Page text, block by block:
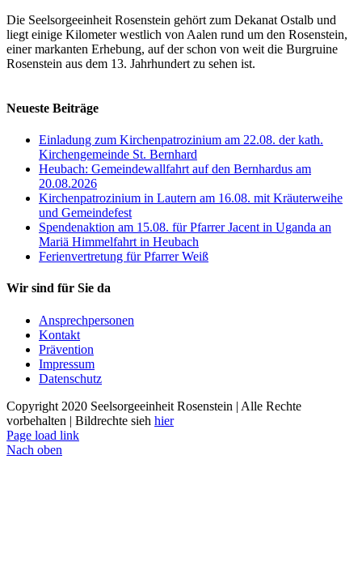
Die Seelsorgeeinheit Rosenstein gehört zum Dekanat Ostalb und
liegt einige Kilometer westlich von Aalen rund um den Rosenstein,
einer markanten Erhebung, auf der schon von weit die Burgruine
Rosenstein aus dem 13. Jahrhundert zu sehen ist.
Neueste Beiträge
Einladung zum Kirchenpatrozinium am 22.08. der kath.
Kirchengemeinde St. Bernhard
Heubach: Gemeindewallfahrt auf den Bernhardus am
20.08.2026
Kirchenpatrozinium in Lautern am 16.08. mit Kräuterweihe
und Gemeindefest
Spendenaktion am 15.08. für Pfarrer Jacent in Uganda an
Mariä Himmelfahrt in Heubach
Ferienvertretung für Pfarrer Weiß
Wir sind für Sie da
Ansprechpersonen
Kontakt
Prävention
Impressum
Datenschutz
Copyright 2020 Seelsorgeeinheit Rosenstein | Alle Rechte
vorbehalten | Bildrechte sieh hier
Page load link
Nach oben